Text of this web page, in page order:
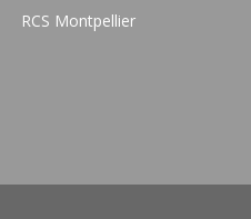
RCS Montpellier